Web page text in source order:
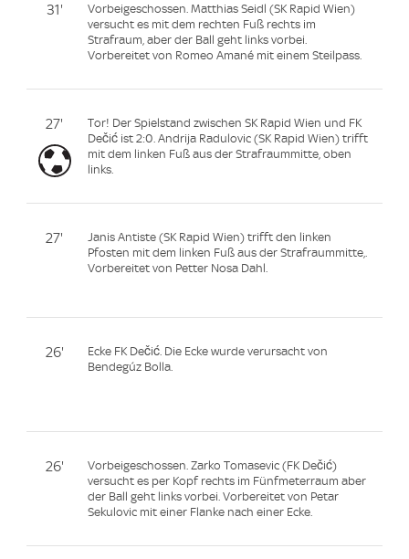
31'
Vorbeigeschossen. Matthias Seidl (SK Rapid Wien)
versucht es mit dem rechten Fuß rechts im
Strafraum, aber der Ball geht links vorbei.
Vorbereitet von Romeo Amané mit einem Steilpass.
27'
Tor! Der Spielstand zwischen SK Rapid Wien und FK
Dečić ist 2:0. Andrija Radulovic (SK Rapid Wien) trifft
mit dem linken Fuß aus der Strafraummitte, oben
links.
27'
Janis Antiste (SK Rapid Wien) trifft den linken
Pfosten mit dem linken Fuß aus der Strafraummitte,.
Vorbereitet von Petter Nosa Dahl.
26'
Ecke FK Dečić. Die Ecke wurde verursacht von
Bendegúz Bolla.
26'
Vorbeigeschossen. Zarko Tomasevic (FK Dečić)
versucht es per Kopf rechts im Fünfmeterraum aber
der Ball geht links vorbei. Vorbereitet von Petar
Sekulovic mit einer Flanke nach einer Ecke.